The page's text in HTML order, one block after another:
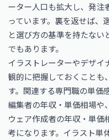
ーター人口も拡大し、発注
っています。裏を返せば、
と選び方の基準を持たない
でもあります。
イラストレーターやデザイ
観的に把握しておくことも
す。関連する専門職の単価
編集者の年収・単価相場や
ウェア作成者の年収・単価
考になります。イラスト単